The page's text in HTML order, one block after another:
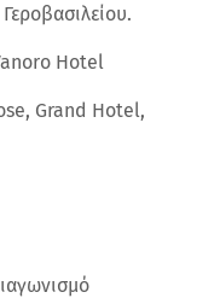
Hotel
Grand Hotel,